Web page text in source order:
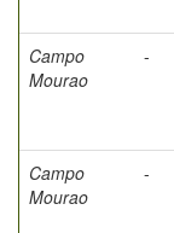
Campo
Mourao
-
Campo
Mourao
-